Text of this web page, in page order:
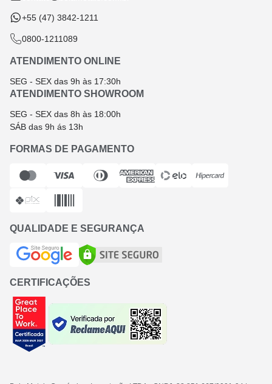
+55 (47) 3842-1211
0800-1211089
ATENDIMENTO ONLINE
SEG - SEX das 9h às 17:30h
ATENDIMENTO SHOWROOM
SEG - SEX das 8h às 18:00h
SÁB das 9h ás 13h
FORMAS DE PAGAMENTO
QUALIDADE E SEGURANÇA
CERTIFICAÇÕES